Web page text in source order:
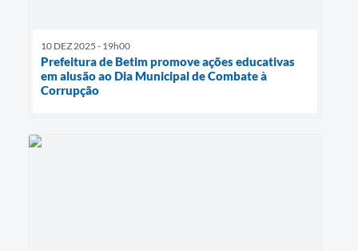
10 DEZ 2025 - 19h00
Prefeitura de Betim promove ações educativas
em alusão ao Dia Municipal de Combate à
Corrupção